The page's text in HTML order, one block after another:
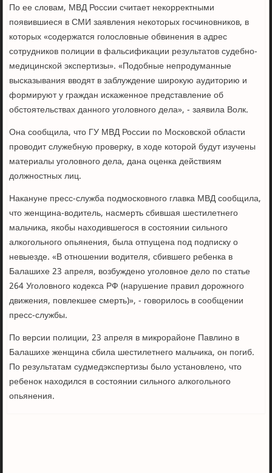
По ее словам, МВД России считает некорректными
появившиеся в СМИ заявления некоторых госчиновников, в
которых «содержатся голословные обвинения в адрес
сотрудников полиции в фальсификации результатов судебно-
медицинской экспертизы». «Подобные непродуманные
высказывания вводят в заблуждение широкую аудиторию и
формируют у граждан искаженное представление об
обстоятельствах данного уголовного дела», - заявила Волк.
Она сообщила, что ГУ МВД России по Московской области
проводит служебную проверку, в ходе которой будут изучены
материалы уголовного дела, дана оценка действиям
должностных лиц.
Накануне пресс-служба подмосковного главка МВД сообщила,
что женщина-водитель, насмерть сбившая шестилетнего
мальчика, якобы находившегося в состоянии сильного
алкогольного опьянения, была отпущена под подписку о
невыезде. «В отношении водителя, сбившего ребенка в
Балашихе 23 апреля, возбуждено уголовное дело по статье
264 Уголовного кодекса РФ (нарушение правил дорожного
движения, повлекшее смерть)», - говорилось в сообщении
пресс-службы.
По версии полиции, 23 апреля в микрорайоне Павлино в
Балашихе женщина сбила шестилетнего мальчика, он погиб.
По результатам судмедэкспертизы было установлено, что
ребенок находился в состоянии сильного алкогольного
опьянения.